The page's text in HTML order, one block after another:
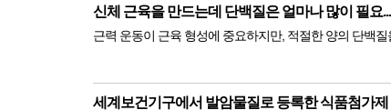
신체 근육을 만드는데 단백질은 얼마나 많이 필요...
근력 운동이 근육 형성에 중요하지만, 적절한 양의 단백
세계보건기구에서 발암물질로 등록한 식품첨가제